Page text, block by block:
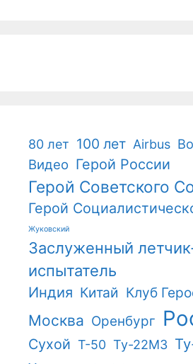
80 лет 100 лет Airbus
Видео Герой России
Герой Советского
Герой
Жуковский
Заслуженный
испытатель
Индия Китай Клуб
Москва Оренбург
Сухой Т-50 Ту-22М3